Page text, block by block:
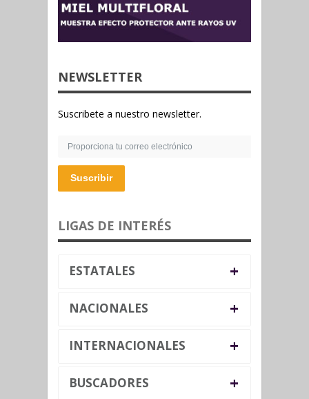
NEWSLETTER
Suscribete a nuestro newsletter.
Suscribir
LIGAS DE INTERÉS
ESTATALES +
NACIONALES +
INTERNACIONALES +
BUSCADORES +